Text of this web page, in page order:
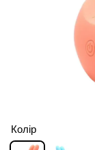
Колір